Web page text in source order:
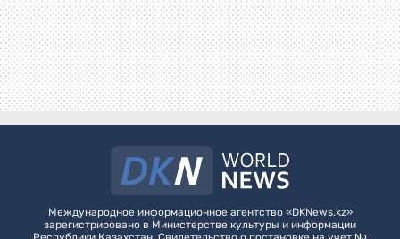
Международное информационное агентство «DKNews.kz»
зарегистрировано в Министерстве культуры и информации